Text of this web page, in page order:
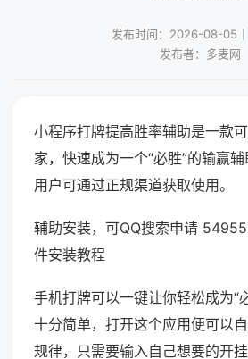
发布时间：2026-08-05
发布者：多麦网
小程序打牌提高胜率辅助是一款
家，快速成为一个“必胜”的输赢
用户可通过正规渠道获取使用。
辅助安装，可QQ搜索申请
件安装教程
手机打牌可以一键让你轻松成为“
十分简单，打开这个应用便可以
规律，只需要输入自己想要的开